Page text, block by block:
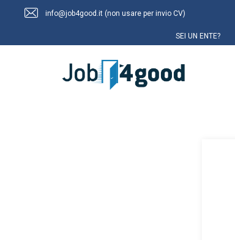
info@job4good.it (non usare per invio CV)
SEI UN ENTE?